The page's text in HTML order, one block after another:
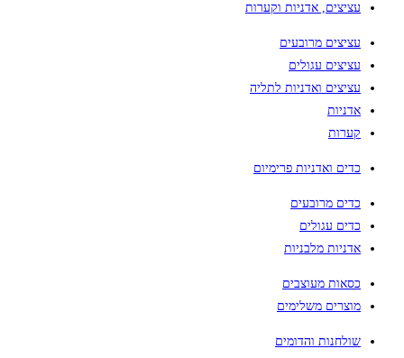
עציצים, אדניות וקערות
עציצים מרובעים
עציצים עגולים
עציצים ואדניות לתליה
אדניות
קערות
כדים ואדניות פרימיום
כדים מרובעים
כדים עגולים
אדניות מלבניות
כסאות מעוצבים
מוצרים משלימים
שולחנות והדומים